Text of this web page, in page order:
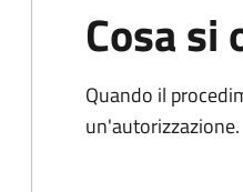
Cosa si
Quando il
un'autorizzazione.